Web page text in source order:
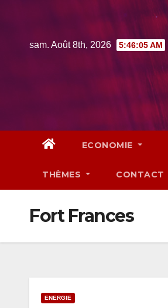
contentsam. Août 8th, 2026 5:46:06 AM
ECONOMIE
THÈMES CONTACT
Fort Frances
ENERGIE